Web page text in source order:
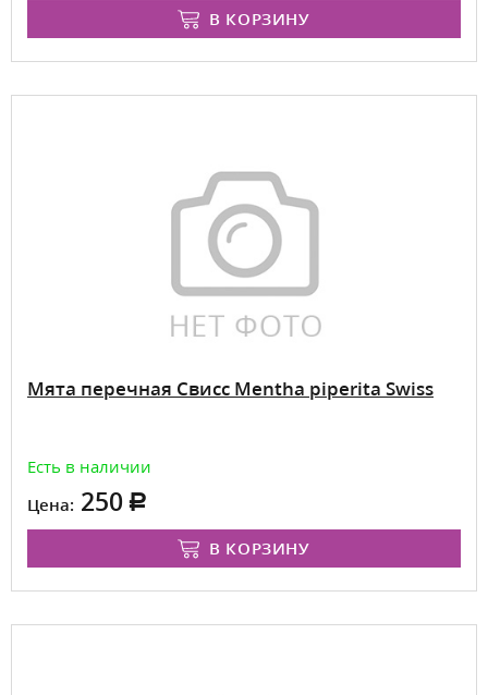
В КОРЗИНУ
Мята перечная Свисс Mentha piperita Swiss
Есть в наличии
Цена: 250
В КОРЗИНУ